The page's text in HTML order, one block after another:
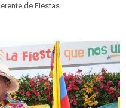
de Fiestas.